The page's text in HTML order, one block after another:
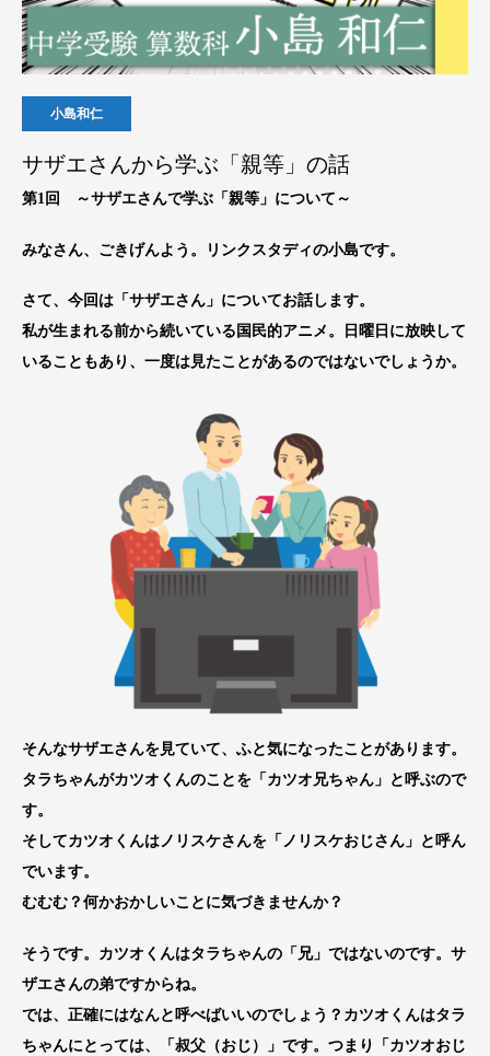
小島和仁
サザエさんから学ぶ「親等」の話
第1回 ～サザエさんで学ぶ「親等」について～
みなさん、ごきげんよう。リンクスタディの小島です。
さて、今回は「サザエさん」についてお話します。
私が生まれる前から続いている国民的アニメ。日曜日に放映して
いることもあり、一度は見たことがあるのではないでしょうか。
そんなサザエさんを見ていて、ふと気になったことがあります。
タラちゃんがカツオくんのことを「カツオ兄ちゃん」と呼ぶので
す。
そしてカツオくんはノリスケさんを「ノリスケおじさん」と呼ん
でいます。
むむむ？何かおかしいことに気づきませんか？
そうです。カツオくんはタラちゃんの「兄」ではないのです。サ
ザエさんの弟ですからね。
では、正確にはなんと呼べばいいのでしょう？カツオくんはタラ
ちゃんにとっては、「叔父（おじ）」です。つまり「カツオおじ